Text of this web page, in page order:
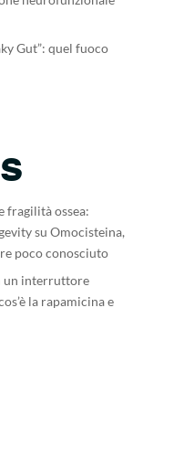
Gut”: quel fuoco
fragilità ossea:
su Omocisteina,
poco conosciuto
un interruttore
la rapamicina e